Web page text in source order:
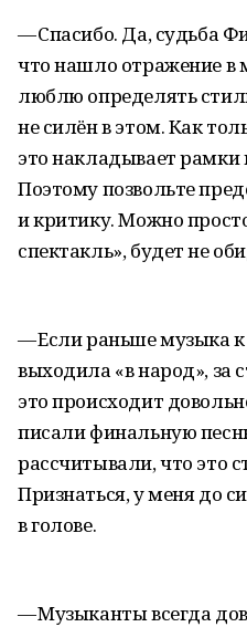
— Спасибо. Да, судьба
что нашло отражение в
люблю определять
не силён в этом. Как
это накладывает рамки
Поэтому позвольте
и критику. Можно
спектакль», будет не
— Если раньше музыка
выходила «в народ», за
это происходит
писали финальную
рассчитывали, что это
Признаться, у меня до
в голове.
— Музыканты всегда